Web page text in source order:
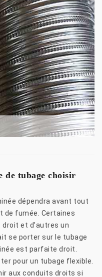
de tubage choisir
dépendra avant tout
de fumée. Certaines
et d’autres un
se porter sur le tubage
est parfaite droit.
pour un tubage flexible.
aux conduits droits si